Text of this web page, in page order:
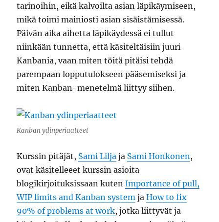
tarinoihin, eikä kalvoilta asian läpikäymiseen,
mikä toimi mainiosti asian sisäistämisessä.
Päivän aika aihetta läpikäydessä ei tullut
niinkään tunnetta, että käsiteltäisiin juuri
Kanbania, vaan miten töitä pitäisi tehdä
parempaan lopputulokseen pääsemiseksi ja
miten Kanban-menetelmä liittyy siihen.
Kanban ydinperiaatteet
Kurssin pitäjät, Sami Lilja ja Sami Honkonen,
ovat käsitelleeet kurssin asioita
blogikirjoituksissaan kutenImportance of pull,
WIP limits and Kanban system jaHow to fix
90% of problems at work, jotka liittyvät ja